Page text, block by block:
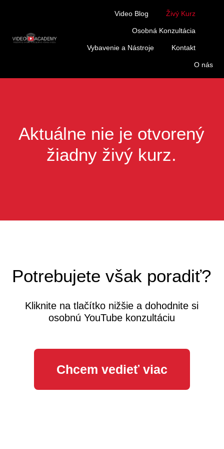
Video Blog Živý Kurz
Osobná Konzultácia
Vybavenie a Nástroje Kontakt
O nás
Aktuálne nie je otvorený
žiadny živý kurz.
Potrebujete však poradiť?
Kliknite na tlačítko nižšie a dohodnite si
osobnú YouTube konzultáciu
Chcem vedieť viac